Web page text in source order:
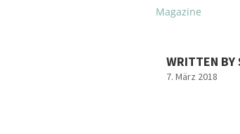
Magazine
WRITTEN BY
7. März 2018